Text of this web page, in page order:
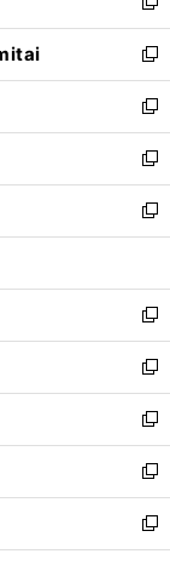
ウ
で
開
く
ィ
ン
ド
ウ
で
開
く
い
ウ
ィ
ン
ド
ウ
で
開
く
新
し
い
ウ
ィ
ン
ド
ウ
で
開
新
し
い
ウ
ィ
ン
ド
ウ
開
く
新
し
い
ウ
ィ
ン
ウ
で
開
く
新
し
い
ウ
ン
ド
ウ
で
開
く
新
し
ウ
ィ
ン
ド
ウ
で
開
く
新
し
い
ウ
ィ
ン
ド
ウ
で
開
新
し
い
ウ
ィ
ン
ド
ウ
新
し
い
ウ
ィ
ン
新
し
い
ウ
新
し